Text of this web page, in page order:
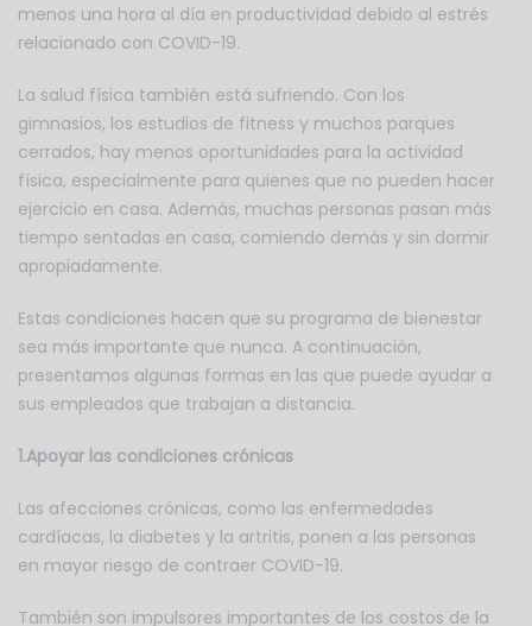
menos una hora al día en productividad debido al estrés
relacionado con COVID-19.
La salud física también está sufriendo. Con los
gimnasios, los estudios de fitness y muchos parques
cerrados, hay menos oportunidades para la actividad
física, especialmente para quienes que no pueden hacer
ejercicio en casa. Además, muchas personas pasan más
tiempo sentadas en casa, comiendo demás y sin dormir
apropiadamente.
Estas condiciones hacen que su programa de bienestar
sea más importante que nunca. A continuación,
presentamos algunas formas en las que puede ayudar a
sus empleados que trabajan a distancia.
1.Apoyar las condiciones crónicas
Las afecciones crónicas, como las enfermedades
cardíacas, la diabetes y la artritis, ponen a las personas
en mayor riesgo de contraer COVID-19.
También son impulsores importantes de los costos de la